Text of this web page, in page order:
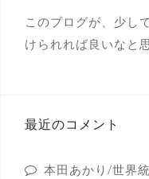
このブログが、少し
けられれば良いなと
最近のコメント
本田あかり/世界